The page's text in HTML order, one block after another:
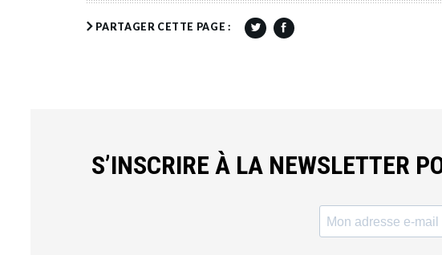
PARTAGER CETTE PAGE :
S’INSCRIRE À LA NEWSLETTER